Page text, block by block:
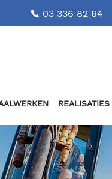
03 336 82 64
REALISATIES